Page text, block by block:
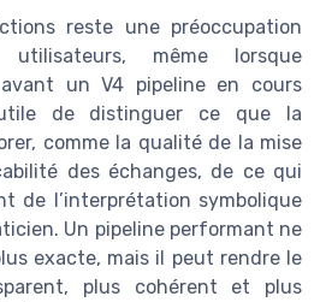
reste une préoccupation
même lorsque
un V4 pipeline en cours
de distinguer ce que la
comme la qualité de la mise
des échanges, de ce qui
de l’interprétation symbolique
Un pipeline performant ne
exacte, mais il peut rendre le
plus cohérent et plus